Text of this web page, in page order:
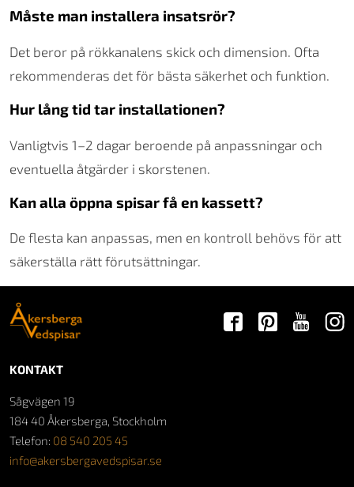
Måste man installera insatsrör?
Det beror på rökkanalens skick och dimension. Ofta
rekommenderas det för bästa säkerhet och funktion.
Hur lång tid tar installationen?
Vanligtvis 1–2 dagar beroende på anpassningar och
eventuella åtgärder i skorstenen.
Kan alla öppna spisar få en kassett?
De flesta kan anpassas, men en kontroll behövs för att
säkerställa rätt förutsättningar.
KONTAKT
Sågvägen 19
184 40 Åkersberga, Stockholm
Telefon: 08 540 205 45
info@akersbergavedspisar.se